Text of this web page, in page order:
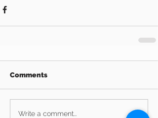
Comments
Write a comment...